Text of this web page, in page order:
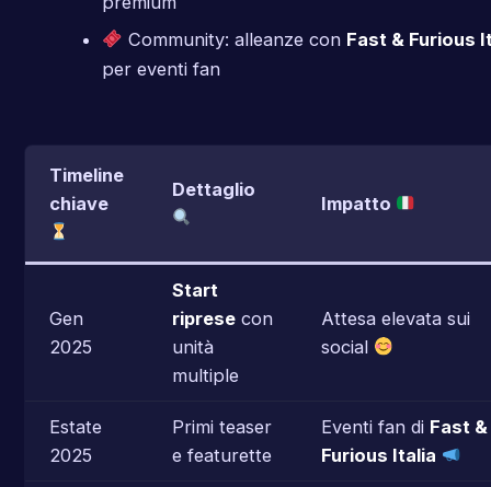
Community: alleanze con Fast & Furious
per eventi fan
Timeline
chiave
Dettaglio
Impatto
Gen
2025
Start
ripresecon
unità
multiple
Attesa elevata sui
social
Estate
2025
Primi teaser
e featurette
Eventi fan di Fast &
Furious Italia